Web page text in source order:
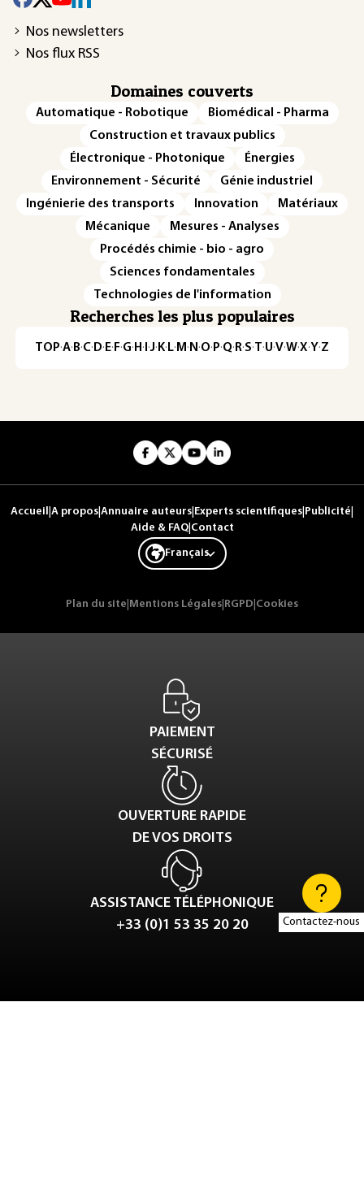
Contactez-nous
Nos newsletters
Nos flux RSS
Domaines couverts
Automatique - Robotique
Biomédical - Pharma
Construction et travaux publics
Électronique - Photonique
Énergies
Environnement - Sécurité
Génie industriel
Ingénierie des transports
Innovation
Matériaux
Mécanique
Mesures - Analyses
Procédés chimie - bio - agro
Sciences fondamentales
Technologies de l'information
Recherches les plus populaires
TOP·A·B·C· D· E· F·G· H · ·J· K· L· M · N ·O· P·Q· R·S·T·U·V·W·X·Y·Z
Accueil A propos Annuaire auteurs Experts scientifiques Publicité
Aide & FAQ| Contact
Français
Plan du site Mentions Légales RGPD Cookies
PAIEMENT
SÉCURISÉ
OUVERTURE RAPIDE
DE VOS DROITS
ASSISTANCE TÉLÉPHONIQUE
+33 (0)1 53 35 20 20